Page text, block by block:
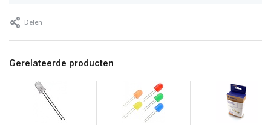
Delen
Gerelateerde producten